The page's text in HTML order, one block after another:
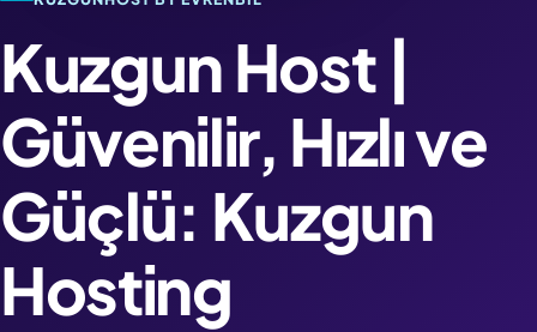
Kuzgun Host |
Güvenilir, Hızlı ve
Güçlü: Kuzgun
Hosting